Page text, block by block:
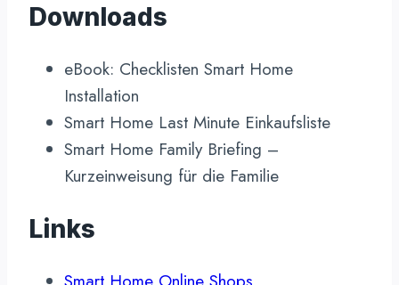
Downloads
eBook: Checklisten Smart Home
Installation
Smart Home Last Minute Einkaufsliste
Smart Home Family Briefing –
Kurzeinweisung für die Familie
Links